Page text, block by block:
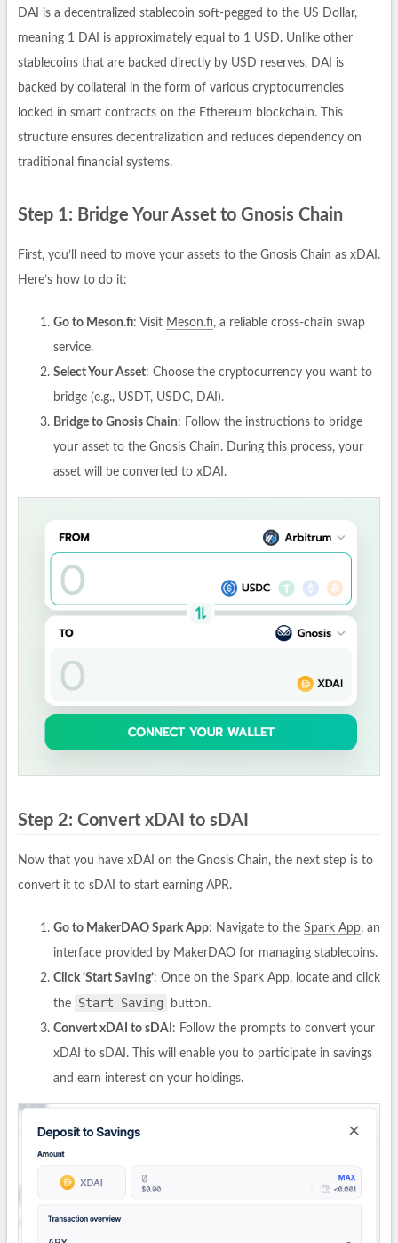
DAI is a decentralized stablecoin soft-pegged to the US Dollar,
meaning 1 DAI is approximately equal to 1 USD. Unlike other
stablecoins that are backed directly by USD reserves, DAI is
backed by collateral in the form of various cryptocurrencies
locked in smart contracts on the Ethereum blockchain. This
structure ensures decentralization and reduces dependency on
traditional financial systems.
Step 1: Bridge Your Asset to Gnosis Chain
First, you’ll need to move your assets to the Gnosis Chain as xDAI.
Here’s how to do it:
Go to Meson.fi: Visit Meson.fi, a reliable cross-chain swap
service.
Select Your Asset: Choose the cryptocurrency you want to
bridge (e.g., USDT, USDC, DAI).
Bridge to Gnosis Chain: Follow the instructions to bridge
your asset to the Gnosis Chain. During this process, your
asset will be converted to xDAI.
Step 2: Convert xDAI to sDAI
Now that you have xDAI on the Gnosis Chain, the next step is to
convert it to sDAI to start earning APR.
Go to MakerDAO Spark App: Navigate to the Spark App, an
interface provided by MakerDAO for managing stablecoins.
Click ‘Start Saving’: Once on the Spark App, locate and click
the Start Saving
button.
Convert xDAI to sDAI : Follow the prompts to convert your
xDAI to sDAI. This will enable you to participate in savings
and earn interest on your holdings.